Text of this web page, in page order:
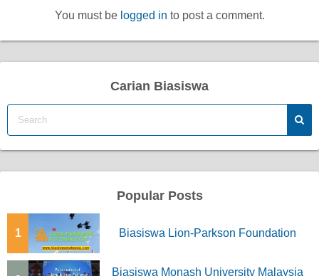
You must be logged in to post a comment.
Carian Biasiswa
Popular Posts
1 Biasiswa Lion-Parkson Foundation
Biasiswa Monash University Malaysia